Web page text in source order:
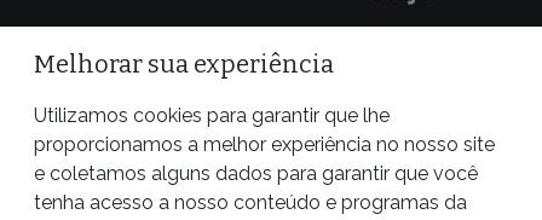
Melhorar sua experiência
Utilizamos cookies para garantir que lhe
proporcionamos a melhor experiência no nosso site
e coletamos alguns dados para garantir que você
tenha acesso a nosso conteúdo e programas da